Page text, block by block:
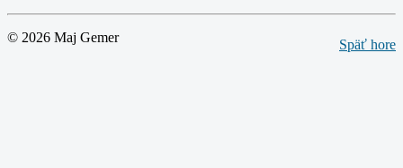
Späť hore
© 2026 Maj Gemer